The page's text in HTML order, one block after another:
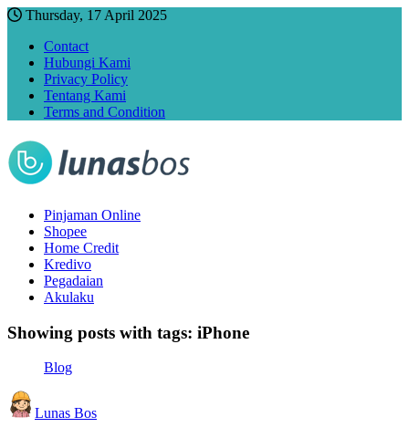
Thursday, 17 April 2025
Contact
Hubungi Kami
Privacy Policy
Tentang Kami
Terms and Condition
Pinjaman Online
Shopee
Home Credit
Kredivo
Pegadaian
Akulaku
Showing posts with tags: iPhone
Blog
Lunas Bos